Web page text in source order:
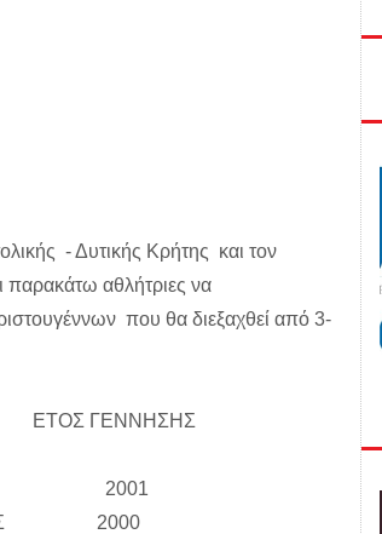
- Δυτικής Κρήτης και τον
παρακάτω αθλήτριες να
που θα διεξαχθεί από 3-
ΓΕΝΝΗΣΗΣ
2001
2000